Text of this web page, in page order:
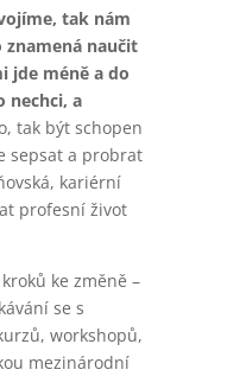
tak nám
naučit
jde méně a do
nechci, a
tak být schopen
sepsat a probrat
kariérní
profesní život
ke změně –
se s
workshopů,
mezinárodní